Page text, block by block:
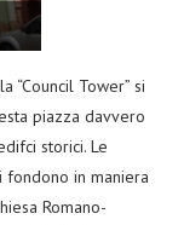
Tower” si
piazza davvero
storici. Le
fondono in maniera
Romano-